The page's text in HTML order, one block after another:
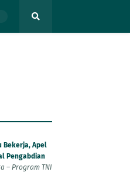
Bekerja, Apel
Pengabdian
– Program TNI